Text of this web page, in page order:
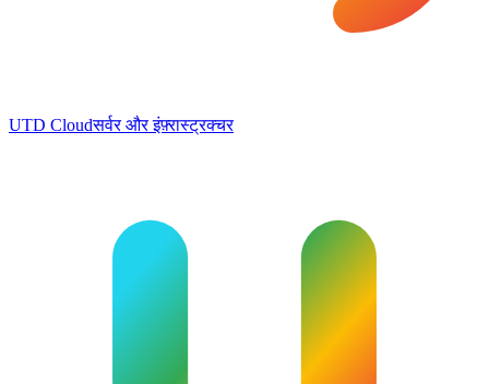
UTD Cloudसर्वर और इंफ़्रास्ट्रक्चर